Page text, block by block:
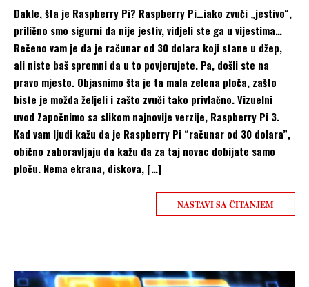
Dakle, šta je Raspberry Pi? Raspberry Pi…iako zvuči „jestivo“,
prilično smo sigurni da nije jestiv, vidjeli ste ga u vijestima…
Rečeno vam je da je računar od 30 dolara koji stane u džep,
ali niste baš spremni da u to povjerujete. Pa, došli ste na
pravo mjesto. Objasnimo šta je ta mala zelena ploča, zašto
biste je možda željeli i zašto zvuči tako privlačno. Vizuelni
uvod Započnimo sa slikom najnovije verzije, Raspberry Pi 3.
Kad vam ljudi kažu da je Raspberry Pi “računar od 30 dolara”,
obično zaboravljaju da kažu da za taj novac dobijate samo
ploču. Nema ekrana, diskova, […]
NASTAVI SA ČITANJEM